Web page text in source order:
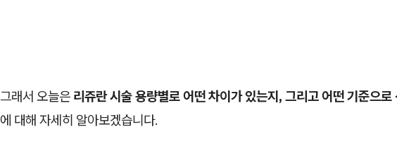
그래서 오늘은 리쥬란 시술 용량별로 어떤 차이가 있는지, 그리고 어떤 기준으로
에 대해 자세히 알아보겠습니다.